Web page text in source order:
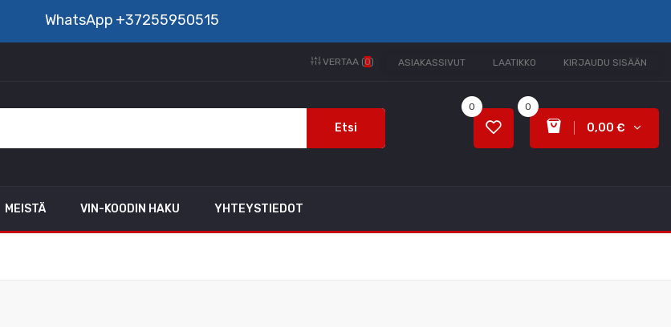
WhatsApp +37255950515
ASIAKASSIVUT LAATIKKO KIRJAUDU SISÄÄN
VERTAA (0)
Etsi
0
0,00 €
0
MEISTÄ VIN-KOODIN HAKU YHTEYSTIEDOT